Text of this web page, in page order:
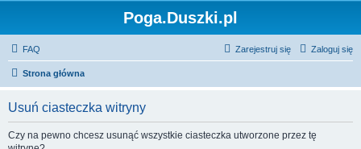
Poga.Duszki.pl
FAQ Zaloguj się
Zarejestruj się
Strona główna
Usuń ciasteczka witryny
Czy na pewno chcesz usunąć wszystkie ciasteczka utworzone przez tę